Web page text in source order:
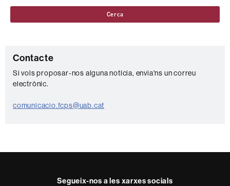
Cerca
C
o
n
t
t
Contacte
Si vols proposar-nos alguna notícia, envia'ns un correu
electrònic.
comunicacio.fcps@uab.cat
Segueix-nos a les xarxes socials